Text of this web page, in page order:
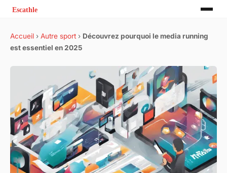
Accueil › Autre sport › Découvrez pourquoi le media running
est essentiel en 2025